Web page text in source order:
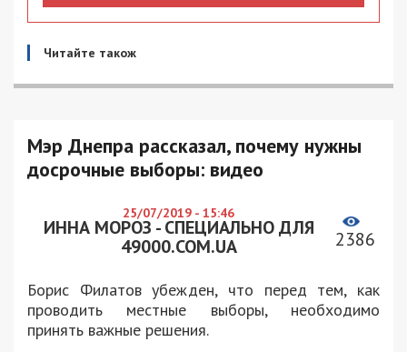
Читайте також
Мэр Днепра рассказал, почему нужны
досрочные выборы: видео
25/07/2019 - 15:46
ИННА МОРОЗ - СПЕЦИАЛЬНО ДЛЯ
49000.COM.UA
2386
Борис Филатов убежден, что перед тем, как
проводить местные выборы, необходимо
принять важные решения.